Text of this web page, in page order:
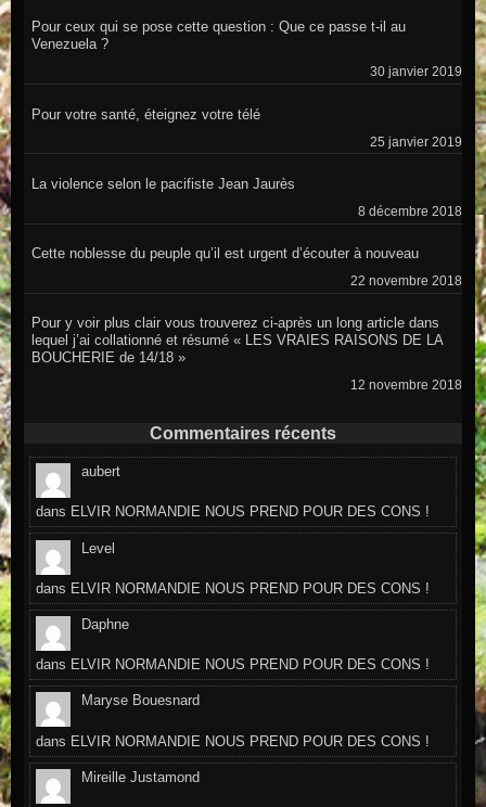
Pour ceux qui se pose cette question : Que ce passe t-il au
Venezuela ?
30 janvier 2019
Pour votre santé, éteignez votre télé
25 janvier 2019
La violence selon le pacifiste Jean Jaurès
8 décembre 2018
Cette noblesse du peuple qu’il est urgent d’écouter à nouveau
22 novembre 2018
Pour y voir plus clair vous trouverez ci-après un long article dans
lequel j’ai collationné et résumé « LES VRAIES RAISONS DE LA
BOUCHERIE de 14/18 »
12 novembre 2018
Commentaires récents
aubert
dans ELVIR NORMANDIE NOUS PREND POUR DES CONS !
Level
dans ELVIR NORMANDIE NOUS PREND POUR DES CONS !
Daphne
dans ELVIR NORMANDIE NOUS PREND POUR DES CONS !
Maryse Bouesnard
dans ELVIR NORMANDIE NOUS PREND POUR DES CONS !
Mireille Justamond